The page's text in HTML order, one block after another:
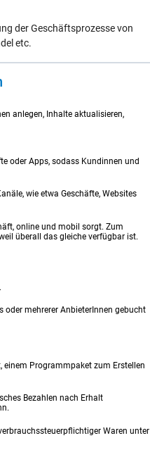
der Geschäftsprozesse von
etc.
anlegen, Inhalte aktualisieren,
oder Apps, sodass Kundinnen und
wie etwa Geschäfte, Websites
online und mobil sorgt. Zum
überall das gleiche verfügbar ist.
oder mehrerer AnbieterInnen gebucht
einem Programmpaket zum Erstellen
Bezahlen nach Erhalt
Waren unter